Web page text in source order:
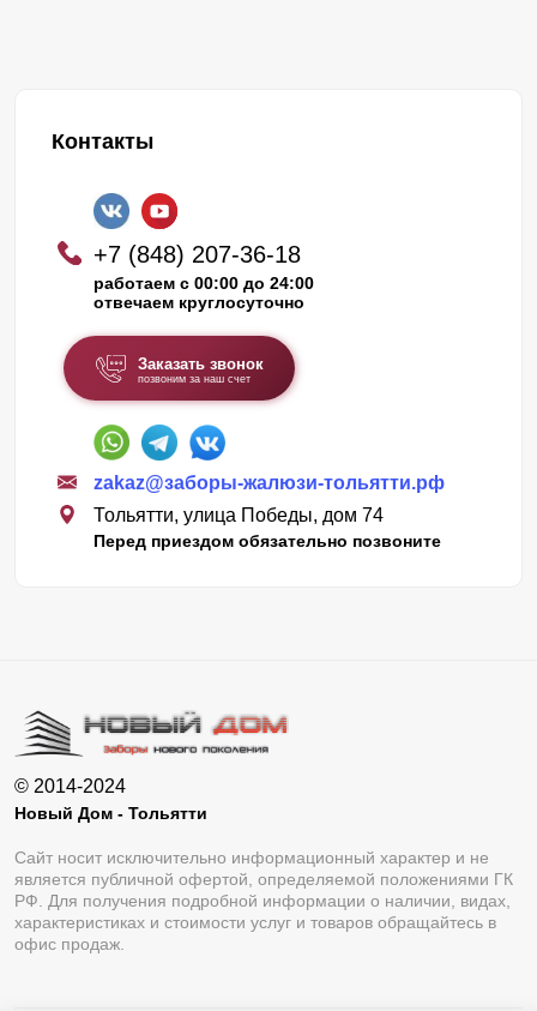
Контакты
+7 (848) 207-36-18
работаем с 00:00 до 24:00
отвечаем круглосуточно
Заказать звонок
позвоним за наш счет
zakaz@заборы-жалюзи-тольятти.рф
Тольятти, улица Победы, дом 74
Перед приездом обязательно позвоните
© 2014-2024
Новый Дом - Тольятти
Сайт носит исключительно информационный характер и не
является публичной офертой, определяемой положениями ГК
РФ. Для получения подробной информации о наличии, видах,
характеристиках и стоимости услуг и товаров обращайтесь в
офис продаж.